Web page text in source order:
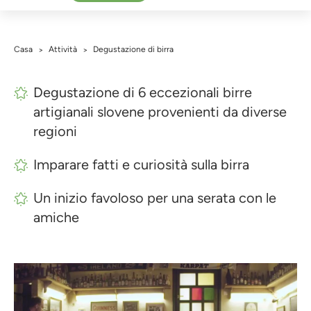
Casa > Attività > Degustazione di birra
Degustazione di 6 eccezionali birre
artigianali slovene provenienti da diverse
regioni
Imparare fatti e curiosità sulla birra
Un inizio favoloso per una serata con le
amiche